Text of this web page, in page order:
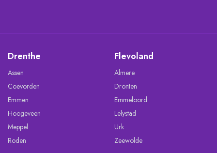
Drenthe
Assen
Coevorden
Emmen
Hoogeveen
Meppel
Roden
Flevoland
Almere
Dronten
Emmeloord
Lelystad
Urk
Zeewolde